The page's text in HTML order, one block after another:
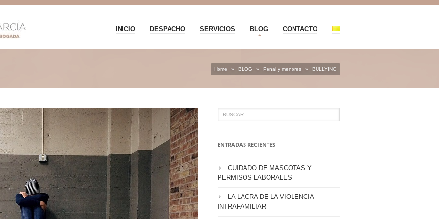
INICIO DESPACHO SERVICIOS BLOG CONTACTO
Home » BLOG » Penal y menores » BULLYING
ENTRADAS RECIENTES
CUIDADO DE MASCOTAS Y
PERMISOS LABORALES
LA LACRA DE LA VIOLENCIA
INTRAFAMILIAR